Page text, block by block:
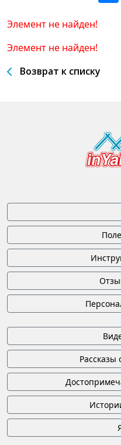
Элемент не найден!
Элемент не найден!
Возврат к списку
Рассказы